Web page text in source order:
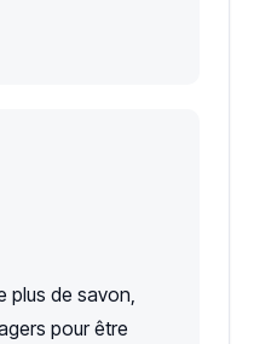
plus de savon,
pour être